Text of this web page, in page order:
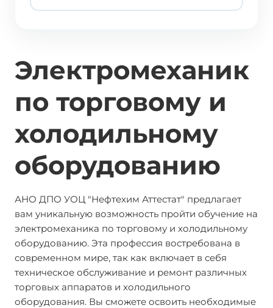
Электромеханик
по торговому и
холодильному
оборудованию
АНО ДПО УОЦ "Нефтехим Аттестат" предлагает
вам уникальную возможность пройти обучение на
электромеханика по торговому и холодильному
оборудованию. Эта профессия востребована в
современном мире, так как включает в себя
техническое обслуживание и ремонт различных
торговых аппаратов и холодильного
оборудования. Вы сможете освоить необходимые